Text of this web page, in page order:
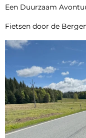
Een Duurzaam
Fietsen door de